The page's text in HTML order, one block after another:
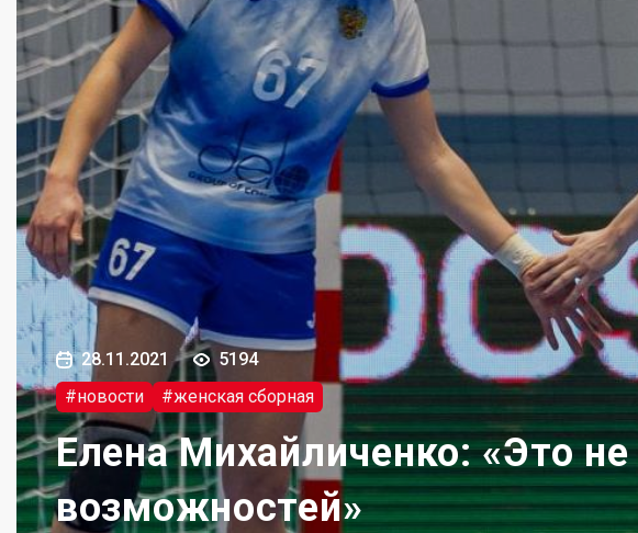
28.11.2021
5194
#новости
#женская сборная
Елена Михайличенко: «Это
возможностей»